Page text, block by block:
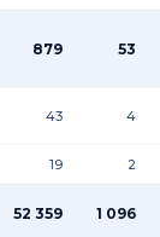
879 53
43 4
19 2
52 359 1 096